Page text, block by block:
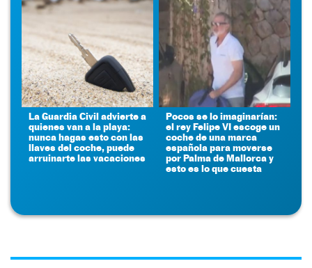
La Guardia Civil advierte a
quienes van a la playa:
nunca hagas esto con las
llaves del coche, puede
arruinarte las vacaciones
Pocos se lo imaginarían:
el rey Felipe VI escoge un
coche de una marca
española para moverse
por Palma de Mallorca y
esto es lo que cuesta